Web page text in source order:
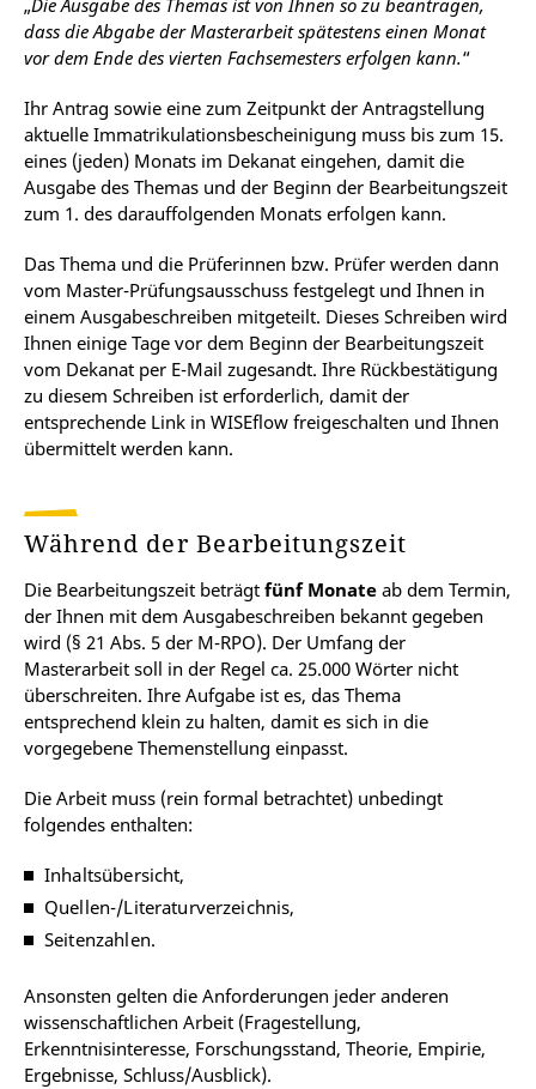
sach- bzw. fachkundige Person aus einem
Unternehmen oder einer anderen Hochschule
handeln, ihre Bestellung muss jedoch begründet
werden.
Formalitäten für die Beantragung
Abklärung der Möglichkeit und der
Zweckmäßigkeit der Bestellung einer externen
Zweitprüferin bzw. eines externen Zweitprüfers
mit der betreuenden Erstprüferin bzw. dem
betreuenden Erstprüfer.
Stellung eines schriftlichen
Antrags an den
M-Prüfungsausschuss, aus dem hervorgeht,
warum diese externe Zweitprüferin bzw. dieser
externe Zweitprüfer diese Aufgabe in gleichem
Maße erfüllen würde anstelle einer Professorin,
prüfungsberechtigten Person der Universität
Erfurt, und Mitzeichnung dessen durch die
Einreichen des Antrags zusammen mit den
Kontaktdaten der Zweitprüferin bzw. des
Zweitprüfers sowie dem „Antrag auf Ausgabe des
Themas der Masterarbeit“.
„Die Ausgabe des Themas ist von Ihnen so zu beantragen,
dass die Abgabe der Masterarbeit spätestens einen Monat
vor dem Ende des vierten Fachsemesters erfolgen kann.“
Ihr Antrag sowie eine zum Zeitpunkt der Antragstellung
aktuelle Immatrikulationsbescheinigung muss bis zum 15.
eines (jeden) Monats im Dekanat eingehen, damit die
Ausgabe des Themas und der Beginn der Bearbeitungszeit
zum 1. des darauffolgenden Monats erfolgen kann.
Das Thema und die Prüferinnen bzw. Prüfer werden dann
vom Master-Prüfungsausschuss festgelegt und Ihnen in
einem Ausgabeschreiben mitgeteilt. Dieses Schreiben wird
Ihnen einige Tage vor dem Beginn der Bearbeitungszeit
vom Dekanat per E-Mail zugesandt. Ihre Rückbestätigung
zu diesem Schreiben ist erforderlich, damit der
entsprechende Link in WISEflow freigeschalten und Ihnen
übermittelt werden kann.
Während der Bearbeitungszeit
Die Bearbeitungszeit beträgt fünf Monate ab dem Termin,
der Ihnen mit dem Ausgabeschreiben bekannt gegeben
wird (§ 21 Abs. 5 der M-RPO). Der Umfang der
Masterarbeit soll in der Regel ca. 25.000 Wörter nicht
überschreiten. Ihre Aufgabe ist es, das Thema
entsprechend klein zu halten, damit es sich in die
vorgegebene Themenstellung einpasst.
Die Arbeit muss (rein formal betrachtet) unbedingt
folgendes enthalten:
Inhaltsübersicht,
Quellen-/Literaturverzeichnis,
Seitenzahlen.
Ansonsten gelten die Anforderungen jeder anderen
wissenschaftlichen Arbeit (Fragestellung,
Erkenntnisinteresse, Forschungsstand, Theorie, Empirie,
Ergebnisse, Schluss/Ausblick).